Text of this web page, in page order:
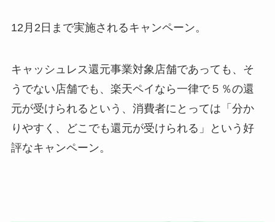
12月2日まで実施されるキャンペーン。
キャッシュレス還元事業対象店舗であっても、そ
うでない店舗でも、楽天ペイなら一律で５％の還
元が受けられるという、消費者にとっては「分か
りやすく、どこでも還元が受けられる」という好
評なキャンペーン。